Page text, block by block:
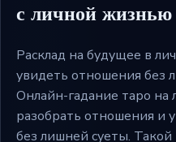
с личной жизнью
Расклад на будущее в
увидеть отношения без
Онлайн-гадание таро на
разобрать отношения и
без лишней суеты. Такой